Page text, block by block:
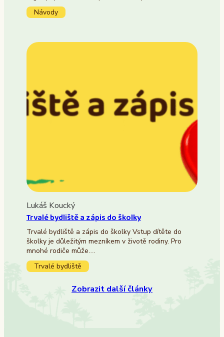
Návody
Lukáš Koucký
Trvalé bydliště a zápis do školky
Trvalé bydliště a zápis do školky Vstup dítěte do
školky je důležitým mezníkem v životě rodiny. Pro
mnohé rodiče může…
Trvalé bydliště
Zobrazit další články